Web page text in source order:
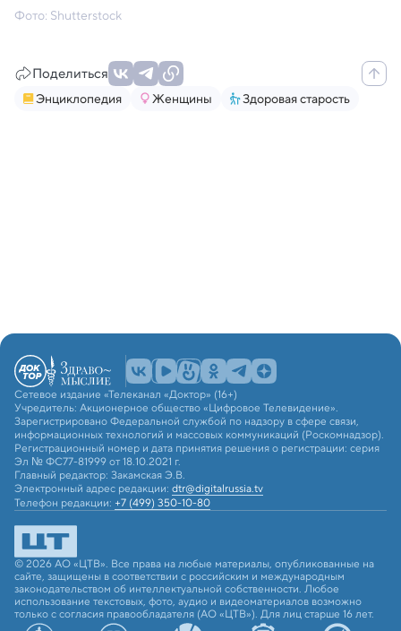
Фото: Shutterstock
Поделиться
Энциклопедия Женщины Здоровая старость
Сетевое издание «Телеканал «Доктор» (16+)
Учредитель: Акционерное общество «Цифровое Телевидение».
Зарегистрировано Федеральной службой по надзору в сфере связи,
информационных технологий и массовых коммуникаций (Роскомнадзор).
Регистрационный номер и дата принятия решения о регистрации: серия
Эл № ФС77-81999 от 18.10.2021 г.
Главный редактор: Закамская Э.В.
Электронный адрес редакции: dtr@digitalrussia.tv
Телефон редакции: +7 (499) 350-10-80
© 2026 АО «ЦТВ». Все права на любые материалы, опубликованные на
сайте, защищены в соответствии с российским и международным
законодательством об интеллектуальной собственности. Любое
использование текстовых, фото, аудио и видеоматериалов возможно
только с согласия правообладателя (АО «ЦТВ»). Для лиц старше 16 лет.